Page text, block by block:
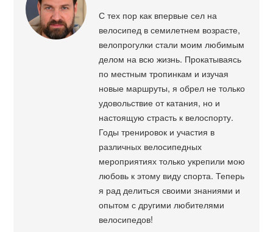
С тех пор как впервые сел на
велосипед в семилетнем возрасте,
велопрогулки стали моим любимым
делом на всю жизнь. Прокатываясь
по местным тропинкам и изучая
новые маршруты, я обрел не только
удовольствие от катания, но и
настоящую страсть к велоспорту.
Годы тренировок и участия в
различных велосипедных
мероприятиях только укрепили мою
любовь к этому виду спорта. Теперь
я рад делиться своими знаниями и
опытом с другими любителями
велосипедов!